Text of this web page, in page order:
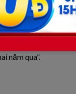
Màn hình hiện hình
năm qua”.